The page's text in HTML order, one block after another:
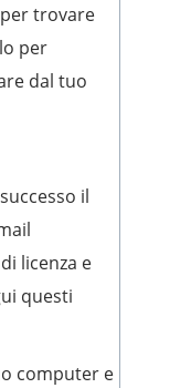
trovare
per
dal tuo
il
licenza e
questi
computer e